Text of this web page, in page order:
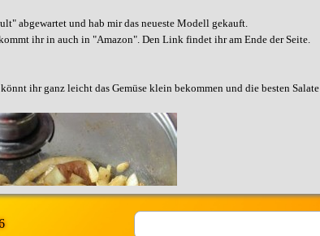
abgewartet und hab mir das neueste Modell gekauft.
ihr in auch in "Amazon". Den Link findet ihr am Ende der Seite.
ihr ganz leicht das Gemüse klein bekommen und die besten Salate